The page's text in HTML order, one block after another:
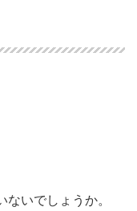
いでしょうか。